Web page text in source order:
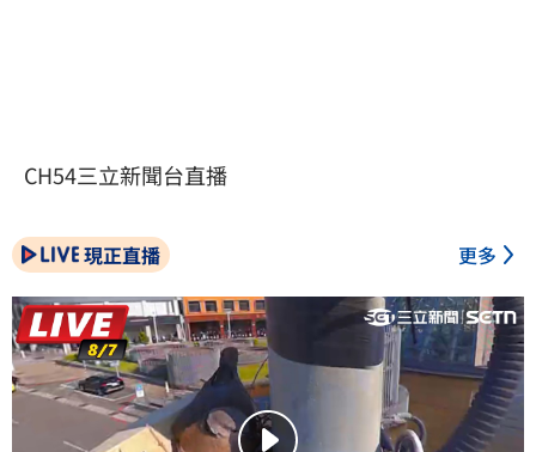
CH54三立新聞台直播
現正直播 更多